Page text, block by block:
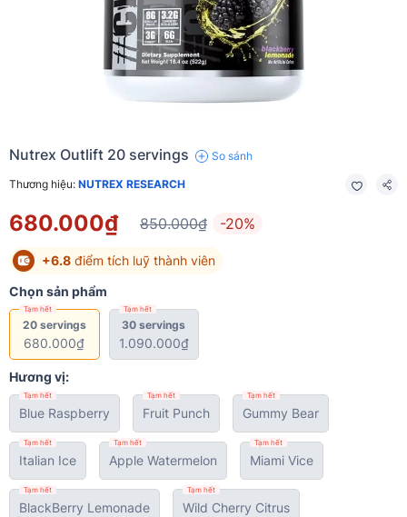
Nutrex Outlift 20 servings So sánh
Thương hiệu: NUTREX RESEARCH
680.000₫ 850.000₫ -20%
+6.8 điểm tích luỹ thành viên
Chọn sản phẩm
Tạm hết
20 servings
680.000₫
Tạm hết
30 servings
1.090.000₫
Hương vị:
Tạm hết
Blue Raspberry
Tạm hết
Fruit Punch
Tạm hết
Gummy Bear
Tạm hết
Italian Ice
Tạm hết
Apple Watermelon
Tạm hết
Miami Vice
Tạm hết
BlackBerry Lemonade
Tạm hết
Wild Cherry Citrus